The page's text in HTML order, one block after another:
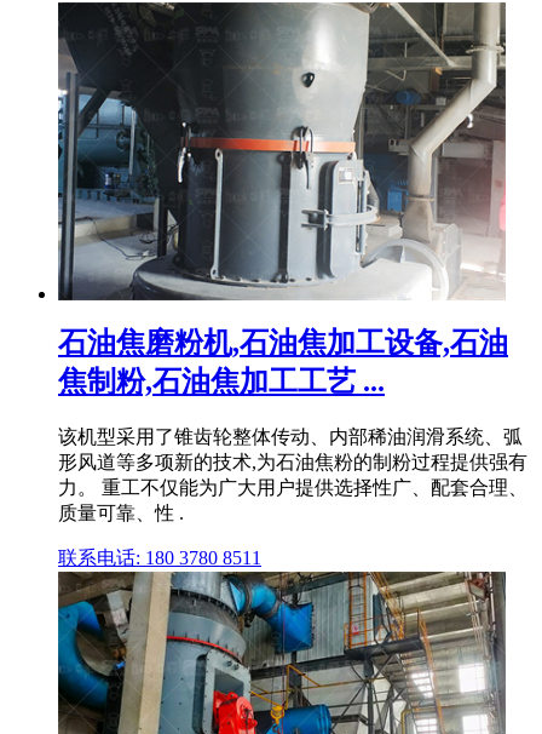
石油焦磨粉机,石油焦加工设备,石油
焦制粉,石油焦加工工艺 ...
该机型采用了锥齿轮整体传动、内部稀油润滑系统、弧
形风道等多项新的技术,为石油焦粉的制粉过程提供强有
力。 重工不仅能为广大用户提供选择性广、配套合理、
质量可靠、性 .
联系电话: 180 3780 8511